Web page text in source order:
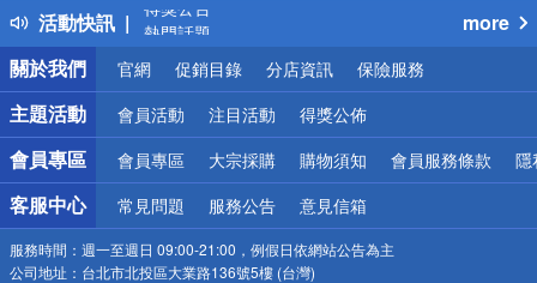
活動快訊
熱門話題
銀行優惠
偏遠地區配送
詐騙網頁！請小心！
more
關於我們
官網 促銷目錄 分店資訊 保險服務
主題活動 會員活動 注目活動 得獎公佈
會員專區 會員專區 大宗採購 購物須知 會員服務條款 隱
客服中心 常見問題 服務公告 意見信箱
服務時間： 週一至週日 09:00-21:00，例假日依網站公告為主
公司地址： 台北市北投區大業路136號5樓 (台灣)